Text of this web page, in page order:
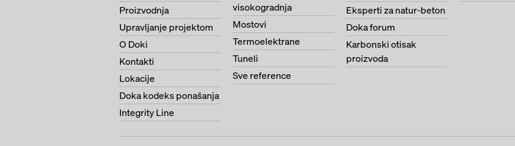
Proizvodnja
Upravljanje projektom
O Doki
Kontakti
Lokacije
Doka kodeks ponašanja
Integrity Line
visokogradnja
Mostovi
Termoelektrane
Tuneli
Sve reference
Eksperti za natur-beton
Doka forum
Karbonski otisak
proizvoda